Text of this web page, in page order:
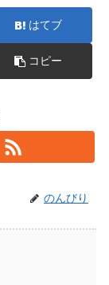
はてブ
コピー
のんびり